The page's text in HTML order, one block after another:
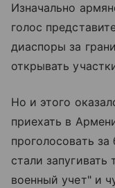
Изначально
голос
диаспоры за
открывать
Но и этого
приехать в
проголосовать
стали запугивать
военный учет" и